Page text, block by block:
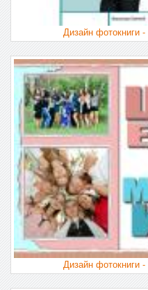
Дизайн фотокниги
Дизайн фотокниги